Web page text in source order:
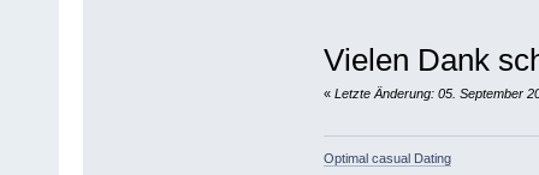
Vielen Dank
« Letzte Änderung: 05. September
Optimal casual Dating